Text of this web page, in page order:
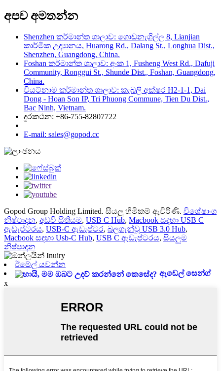
අපව අමතන්න
Shenzhen කර්මාන්ත ශාලාව: ගොඩනැගිල්ල 8, Lianjian
කාර්මික උද්‍යානය, Huarong Rd., Dalang St., Longhua Dist.,
Shenzhen, Guangdong, China.
Foshan කර්මාන්ත ශාලාව: අංක 1, Fusheng West Rd., Dafuji
Community, Ronggui St., Shunde Dist., Foshan, Guangdong,
China.
වියට්නාම කර්මාන්ත ශාලාව: කැබලි අක්ෂර H2-1-1, Dai
Dong - Hoan Son IP, Tri Phuong Commune, Tien Du Dist.,
Bac Ninh, Vietnam.
දුරකථන: +86-755-82807722
E-mail: sales@gopod.cc
Gopod Group Holding Limited. සියලු හිමිකම් ඇවිරිණි. විශේෂාංග
නිෂ්පාදන, අඩවි සිතියම, USB C Hub, Macbook සඳහා USB C
ඇඩැප්ටරය, USB-C ඇඩැප්ටර, බලගැන්වූ USB 3.0 Hub,
Macbook සඳහා Usb-C Hub, USB C ඇඩැප්ටරය, සියලුම
නිෂ්පාදන
ඊමේල් යවන්න
ඇඩෙල් සෙන්ග්
x